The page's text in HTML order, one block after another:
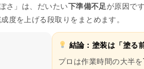
さ」は、だいたい下準備不足が原因で
度を上げる段取りをまとめます。
結論：塗装は「塗る
プロは作業時間の大半を